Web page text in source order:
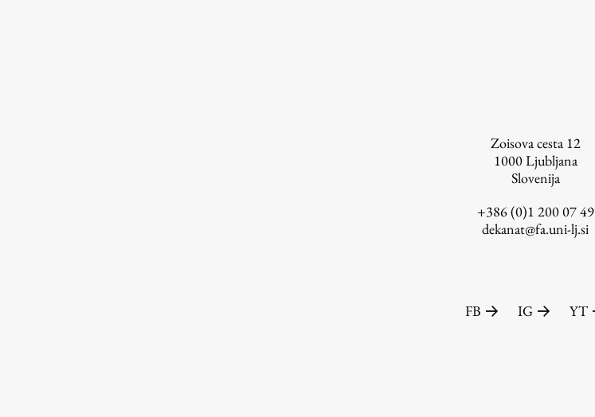
Zoisova cesta 12
1000Ljubljana
Slovenija
+386 (0)1 200 07 49
dekanat@fa.uni-lj.si
FB IG YT